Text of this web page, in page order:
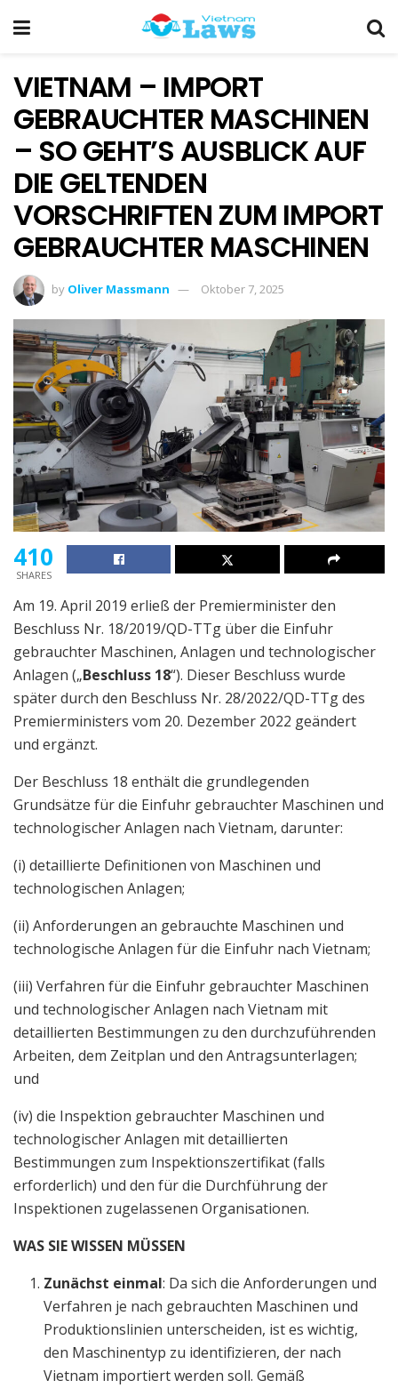
VIETNAM – IMPORT
GEBRAUCHTER MASCHINEN
– SO GEHT’S AUSBLICK AUF
DIE GELTENDEN
VORSCHRIFTEN ZUM IMPORT
GEBRAUCHTER MASCHINEN
by Oliver Massmann Oktober 7, 2025
410
SHARES
Am 19. April 2019 erließ der Premierminister den
Beschluss Nr. 18/2019/QD-TTg über die Einfuhr
gebrauchter Maschinen, Anlagen und technologischer
Anlagen („Beschluss 18“). Dieser Beschluss wurde
später durch den Beschluss Nr. 28/2022/QD-TTg des
Premierministers vom 20. Dezember 2022 geändert
und ergänzt.
Der Beschluss 18 enthält die grundlegenden
Grundsätze für die Einfuhr gebrauchter Maschinen und
technologischer Anlagen nach Vietnam, darunter:
(i) detaillierte Definitionen von Maschinen und
technologischen Anlagen;
(ii) Anforderungen an gebrauchte Maschinen und
technologische Anlagen für die Einfuhr nach Vietnam;
(iii) Verfahren für die Einfuhr gebrauchter Maschinen
und technologischer Anlagen nach Vietnam mit
detaillierten Bestimmungen zu den durchzuführenden
Arbeiten, dem Zeitplan und den Antragsunterlagen;
und
(iv) die Inspektion gebrauchter Maschinen und
technologischer Anlagen mit detaillierten
Bestimmungen zum Inspektionszertifikat (falls
erforderlich) und den für die Durchführung der
Inspektionen zugelassenen Organisationen.
WAS SIE WISSEN MÜSSEN
Zunächst einmal: Da sich die Anforderungen und
Verfahren je nach gebrauchten Maschinen und
Produktionslinien unterscheiden, ist es wichtig,
den Maschinentyp zu identifizieren, der nach
Vietnam importiert werden soll. Gemäß